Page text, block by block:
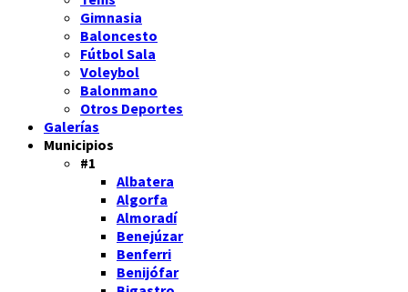
Gimnasia
Baloncesto
Fútbol Sala
Voleybol
Balonmano
Otros Deportes
Galerías
Municipios
#1
Albatera
Algorfa
Almoradí
Benejúzar
Benferri
Benijófar